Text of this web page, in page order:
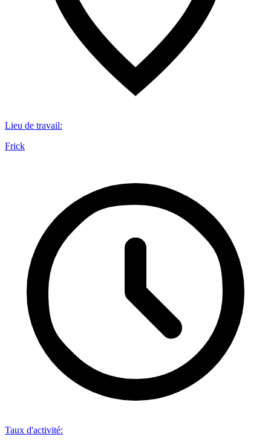
Lieu de travail:
Frick
Taux d'activité: